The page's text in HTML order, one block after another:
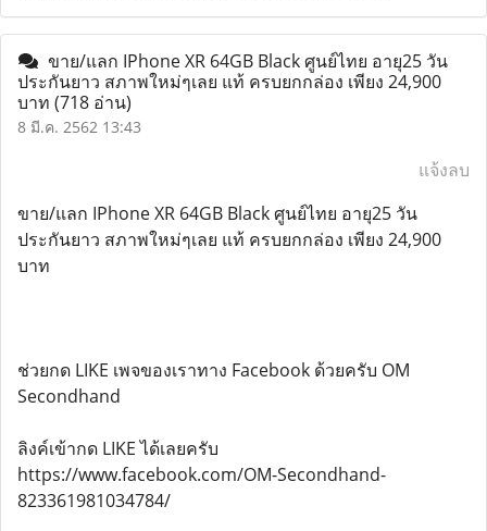
ขาย/แลก IPhone XR 64GB Black ศูนย์ไทย อายุ25 วัน
ประกันยาว สภาพใหม่ๆเลย แท้ ครบยกกล่อง เพียง 24,900
บาท (718 อ่าน)
8 มี.ค. 2562 13:43
แจ้งลบ
ขาย/แลก IPhone XR 64GB Black ศูนย์ไทย อายุ25 วัน
ประกันยาว สภาพใหม่ๆเลย แท้ ครบยกกล่อง เพียง 24,900
บาท
ช่วยกด LIKE เพจของเราทาง Facebook ด้วยครับ OM
Secondhand
ลิงค์เข้ากด LIKE ได้เลยครับ
https://www.facebook.com/OM-Secondhand-
823361981034784/